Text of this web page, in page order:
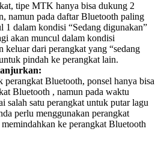
tipe MTK hanya bisa dukung 2
namun pada daftar Bluetooth paling
1 dalam kondisi “Sedang digunakan”
akan muncul dalam kondisi
keluar dari perangkat yang “sedang
pindah ke perangkat lain.
Bluetooth, ponsel hanya bisa
Bluetooth , namun pada waktu
salah satu perangkat untuk putar lagu
perlu menggunakan perangkat
ke perangkat Bluetooth